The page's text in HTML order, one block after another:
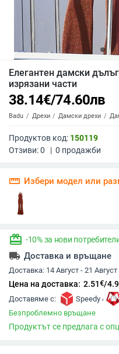
Елегантен дамски
изрязани части
38.14€/74.60лв
Badu Дрехи Дамски дрехи
Продуктов код: 150119
Отзиви:0 | 0 продажби
straighten Избери модел или
redeem -10% за нови
local_shipping Доставка и връщане
Доставка: 14 Август - 21 Август
Цена на доставка: 2.51€/
Доставяме с: Speedy ,
Безпроблемно връщане
Продуктът се предлага с